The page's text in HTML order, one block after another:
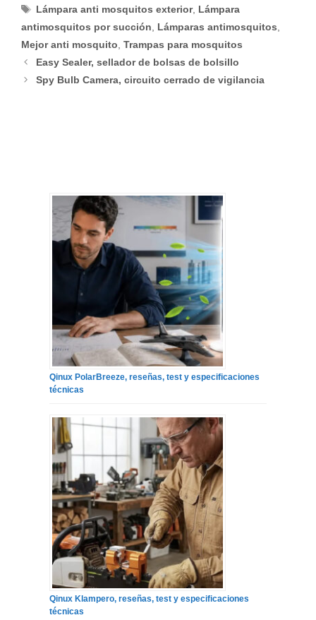
Etiquetas
Lámpara anti mosquitos exterior, Lámpara
antimosquitos por succión
Lámparas antimosquitos
Mejor anti mosquito Trampas para mosquitos
Easy Sealer, sellador de bolsas de bolsillo
Spy Bulb Camera, circuito cerrado de vigilancia
Qinux PolarBreeze, reseñas, test y especificaciones
técnicas
Qinux Klampero, reseñas, test y especificaciones
técnicas